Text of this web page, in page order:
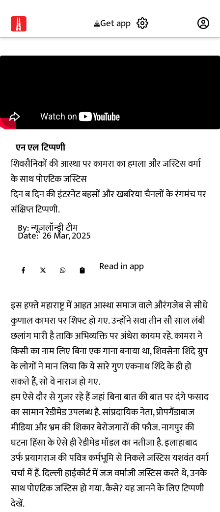
Get app
एन एल टिप्पणी
शिवसैनिकों की आस्था पर कामरा का हमला और जस्टिस वर्मा
के साथ पोएटिक जस्टिस
दिन ब दिन की इंटरनेट बहसों और खबरिया चैनलों के रंगमंच पर
संक्षिप्त टिप्पणी.
By:न्यूज़लॉन्ड्री टीम
Date: 26 Mar, 2025
Read in app
इस हफ्ते महाराष्ट्र में आहत आस्था समाज वाले औरंगजेब से सीधे
कुणाल कामरा पर शिफ्ट हो गए. उन्होंने सवा तीन सौ साल लंबी
छलांग मारी है ताकि अभिव्यक्ति पर अंधेरा कायम रहे. कामरा ने
किसी का नाम लिए बिना एक गाना बनाया था, शिवसेना शिंदे ग्रुप
के लोगों ने मान लिया कि ये सारे गुण एकनाथ शिंदे के ही हो
सकते हैं, सो वे नाराज हो गए.
हम ऐसे दौर से गुजर रहे हैं जहां बिना बात की बात पर दंगे फसाद
का सामान रेडीमेड उपलब्ध है. सांप्रदायिक नेता, प्रोपगैंडाबाज
मीडिया और भ्रम की शिकार बेरोजगारों की फौज. नागपुर की
घटना हिंसा के ऐसे ही रेडीमेड मॉडल का नतीजा है. इलाहाबाद
उर्फ प्रयागराज की पवित्र कर्मभूमि से निकले जस्टिस यशवंत वर्मा
चर्चा में हैं. दिल्ली हाईकोर्ट में जज वर्माजी जस्टिस करते थे, उनके
साथ पोएटिक जस्टिस हो गया. कैसे? यह जानने के लिए टिप्पणी
देखें.